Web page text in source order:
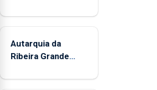
durante
mês
de
entre
Autarquia da
Ribeira Grande
"Museus no Verão"